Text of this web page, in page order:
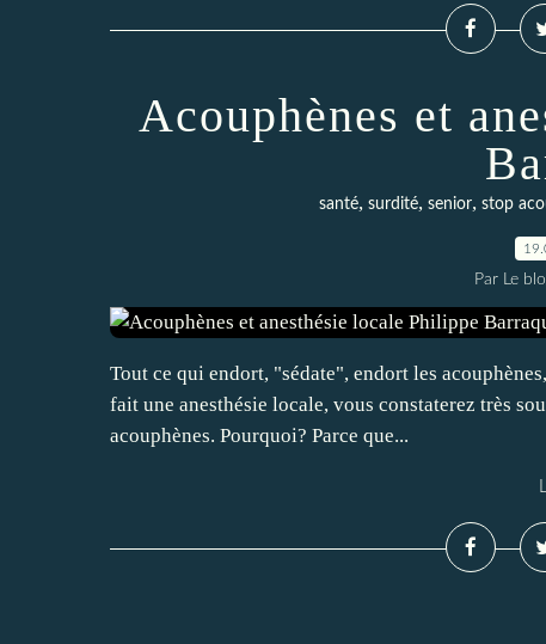
Acouphènes et
santé, surdité, senior, stop
Par Le
Tout ce qui endort, "sédate", endort les
fait une anesthésie locale, vous constaterez très
acouphènes. Pourquoi? Parce que...